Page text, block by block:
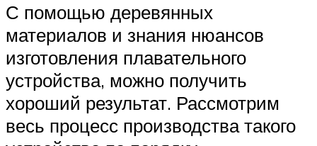
С помощью деревянных
материалов и знания нюансов
изготовления плавательного
устройства, можно получить
хороший результат. Рассмотрим
весь процесс производства такого